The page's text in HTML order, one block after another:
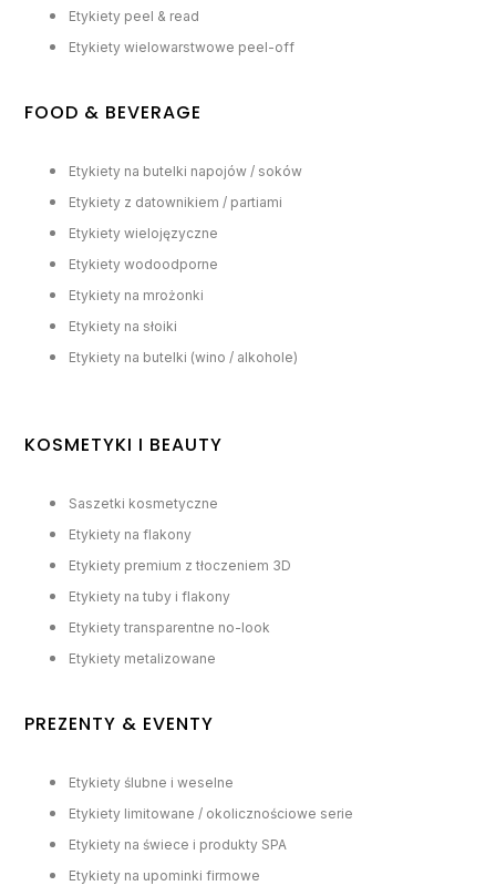
Etykiety peel & read
Etykiety wielowarstwowe peel-off
FOOD & BEVERAGE
Etykiety na butelki napojów / soków
Etykiety z datownikiem / partiami
Etykiety wielojęzyczne
Etykiety wodoodporne
Etykiety na mrożonki
Etykiety na słoiki
Etykiety na butelki (wino / alkohole)
KOSMETYKI I BEAUTY
Saszetki kosmetyczne
Etykiety na flakony
Etykiety premium z tłoczeniem 3D
Etykiety na tuby i flakony
Etykiety transparentne no-look
Etykiety metalizowane
PREZENTY & EVENTY
Etykiety ślubne i weselne
Etykiety limitowane / okolicznościowe serie
Etykiety na świece i produkty SPA
Etykiety na upominki firmowe